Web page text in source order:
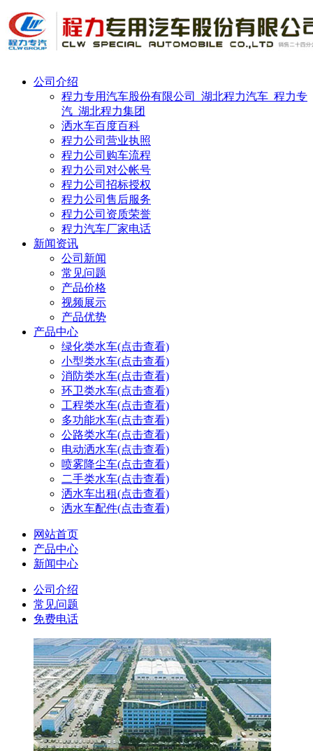
公司介绍
程力专用汽车股份有限公司_湖北程力汽车_程力专
汽_湖北程力集团
洒水车百度百科
程力公司营业执照
程力公司购车流程
程力公司对公帐号
程力公司招标授权
程力公司售后服务
程力公司资质荣誉
程力汽车厂家电话
新闻资讯
公司新闻
常见问题
产品价格
视频展示
产品优势
产品中心
绿化类水车(点击查看)
小型类水车(点击查看)
消防类水车(点击查看)
环卫类水车(点击查看)
工程类水车(点击查看)
多功能水车(点击查看)
公路类水车(点击查看)
电动洒水车(点击查看)
喷雾降尘车(点击查看)
二手类水车(点击查看)
洒水车出租(点击查看)
洒水车配件(点击查看)
网站首页
产品中心
新闻中心
公司介绍
常见问题
免费电话